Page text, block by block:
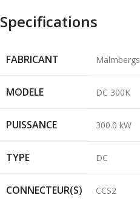
Specifications
FABRICANT Malmbergs
MODELE DC 300K
PUISSANCE 300.0 kW
TYPE DC
CONNECTEUR(S) CCS2